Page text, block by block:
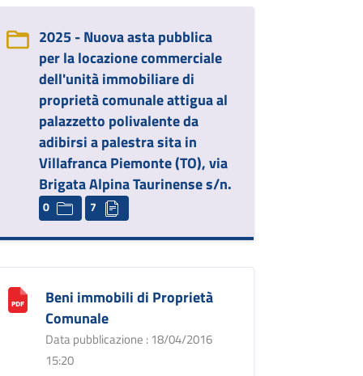
2025 - Nuova asta pubblica
per la locazione commerciale
dell'unità immobiliare di
proprietà comunale attigua al
palazzetto polivalente da
adibirsi a palestra sita in
Villafranca Piemonte (TO), via
Brigata Alpina Taurinense s/n.
0 7
Beni immobili di Proprietà
Comunale
Data pubblicazione : 18/04/2016
15:20